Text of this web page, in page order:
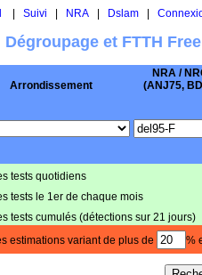
Suivi NRA| Dslam|
Dégroupage et FTTH
Arrondissement
NRA /
(ANJ75,
tests quotidiens
tests le 1er de chaque mois
tests cumulés (détections sur 21 jours)
estimations variant de plus de %